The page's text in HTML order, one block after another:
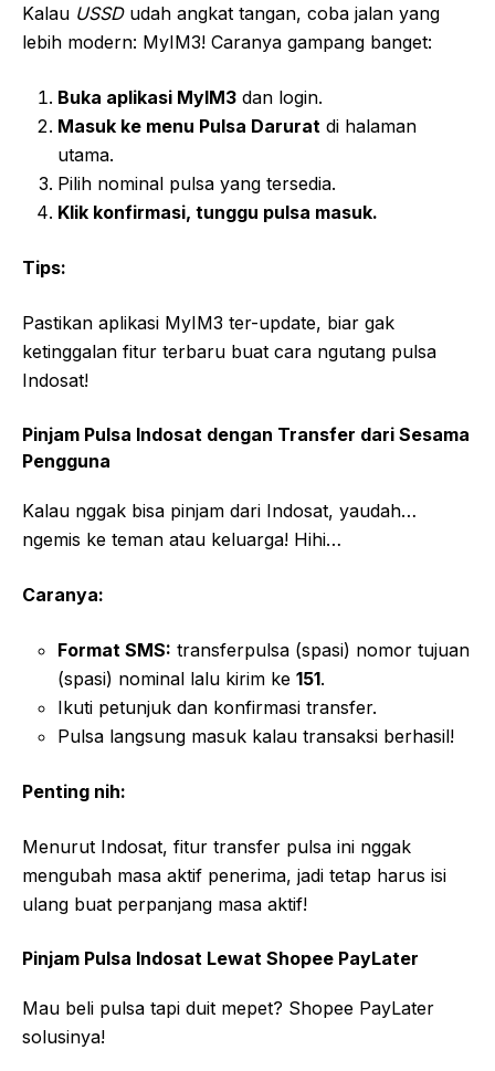
Kalau USSDudah angkat tangan, coba jalan yang
lebih modern: MyIM3! Caranya gampang banget:
Buka aplikasi MyIM3 dan login.
Masuk ke menu Pulsa Darurat di halaman
utama.
Pilih nominal pulsa yang tersedia.
Klik konfirmasi, tunggu pulsa masuk.
Tips:
Pastikan aplikasi MyIM3 ter-update, biar gak
ketinggalan fitur terbaru buat cara ngutang pulsa
Indosat!
Pinjam Pulsa Indosat dengan Transfer dari Sesama
Pengguna
Kalau nggak bisa pinjam dari Indosat, yaudah…
ngemis ke teman atau keluarga! Hihi…
Caranya:
Format SMS: transferpulsa (spasi) nomor tujuan
(spasi) nominal lalu kirim ke 151.
Ikuti petunjuk dan konfirmasi transfer.
Pulsa langsung masuk kalau transaksi berhasil!
Penting nih:
Menurut Indosat, fitur transfer pulsa ini nggak
mengubah masa aktif penerima, jadi tetap harus isi
ulang buat perpanjang masa aktif!
Pinjam Pulsa Indosat Lewat Shopee PayLater
Mau beli pulsa tapi duit mepet? Shopee PayLater
solusinya!